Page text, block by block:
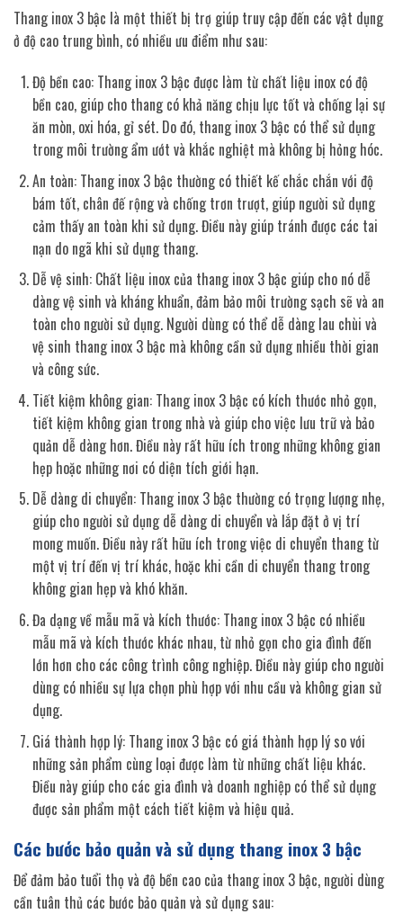
Thang inox 3 bậc là một thiết bị trợ giúp truy cập đến các vật dụng
ở độ cao trung bình, có nhiều ưu điểm như sau:
Độ bền cao: Thang inox 3 bậc được làm từ chất liệu inox có độ
bền cao, giúp cho thang có khả năng chịu lực tốt và chống lại sự
ăn mòn, oxi hóa, gỉ sét. Do đó, thang inox 3 bậc có thể sử dụng
trong môi trường ẩm ướt và khắc nghiệt mà không bị hỏng hóc.
An toàn: Thang inox 3 bậc thường có thiết kế chắc chắn với độ
bám tốt, chân đế rộng và chống trơn trượt, giúp người sử dụng
cảm thấy an toàn khi sử dụng. Điều này giúp tránh được các tai
nạn do ngã khi sử dụng thang.
Dễ vệ sinh: Chất liệu inox của thang inox 3 bậc giúp cho nó dễ
dàng vệ sinh và kháng khuẩn, đảm bảo môi trường sạch sẽ và an
toàn cho người sử dụng. Người dùng có thể dễ dàng lau chùi và
vệ sinh thang inox 3 bậc mà không cần sử dụng nhiều thời gian
và công sức.
Tiết kiệm không gian: Thang inox 3 bậc có kích thước nhỏ gọn,
tiết kiệm không gian trong nhà và giúp cho việc lưu trữ và bảo
quản dễ dàng hơn. Điều này rất hữu ích trong những không gian
hẹp hoặc những nơi có diện tích giới hạn.
Dễ dàng di chuyển: Thang inox 3 bậc thường có trọng lượng nhẹ,
giúp cho người sử dụng dễ dàng di chuyển và lắp đặt ở vị trí
mong muốn. Điều này rất hữu ích trong việc di chuyển thang từ
một vị trí đến vị trí khác, hoặc khi cần di chuyển thang trong
không gian hẹp và khó khăn.
Đa dạng về mẫu mã và kích thước: Thang inox 3 bậc có nhiều
mẫu mã và kích thước khác nhau, từ nhỏ gọn cho gia đình đến
lớn hơn cho các công trình công nghiệp. Điều này giúp cho người
dùng có nhiều sự lựa chọn phù hợp với nhu cầu và không gian sử
dụng.
Giá thành hợp lý: Thang inox 3 bậc có giá thành hợp lý so với
những sản phẩm cùng loại được làm từ những chất liệu khác.
Điều này giúp cho các gia đình và doanh nghiệp có thể sử dụng
được sản phẩm một cách tiết kiệm và hiệu quả.
Các bước bảo quản và sử dụng thang inox 3 bậc
Để đảm bảo tuổi thọ và độ bền cao của thang inox 3 bậc, người dùng
cần tuân thủ các bước bảo quản và sử dụng sau: